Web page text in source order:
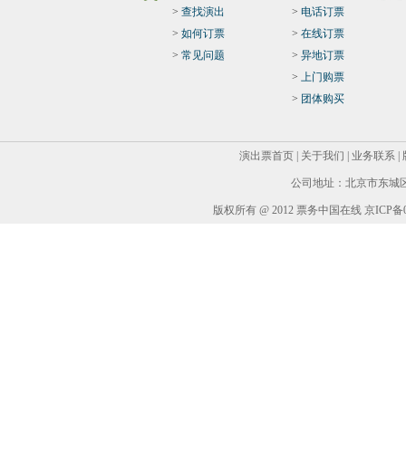
> 查找演出
> 如何订票
> 常见问题
> 电话订票
> 在线订票
> 异地订票
> 上门购票
> 团体购买
演出票首页 关于我们 业务联系
公司地址：北京市东城
版权所有 @ 2012 票务中国在线 京ICP